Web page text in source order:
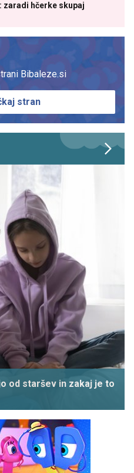
zaradi hčerke skupaj
Bibaleze.si
stran
od staršev in zakaj je to